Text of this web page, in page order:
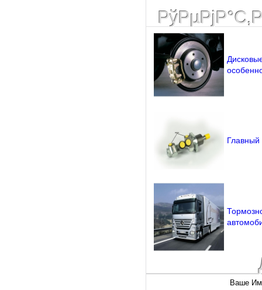
Главный
Ваше